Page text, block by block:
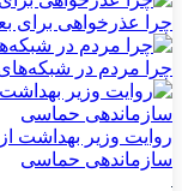
چرا عذرخواهی برای
چرا مردم در
روایت وزیر بهداشت
سازماندهی حماسی